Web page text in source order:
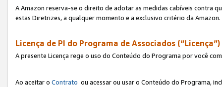
A Amazon reserva-se o direito de adotar as medidas cabíveis contra
estas Diretrizes, a qualquer momento e a exclusivo critério da Amazon.
Licença de PI do Programa de Associados (“Licença”)
A presente Licença rege o uso do Conteúdo do Programa por você
Ao aceitar o Contrato ou acessar ou usar o Conteúdo do Programa,